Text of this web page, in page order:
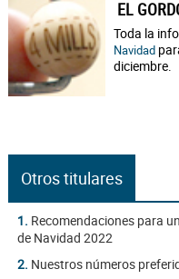
EL
Toda la
Navidad
diciembre.
Otros titulares
1. Recomendaciones para
de Navidad 2022
2. Nuestros números